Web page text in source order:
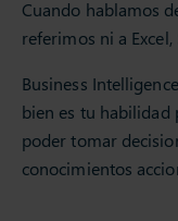
Cuando hablamos
referimos ni a Excel,
Business
bien es tu habilidad
poder tomar
conocimientos